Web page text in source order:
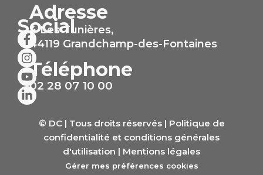
Social
Adresse
4 Les Tunières,
44119 Grandchamp-des-Fontaines
Téléphone
02 28 07 10 00
© DC | Tous droits réservés | Politique de
confidentialité et conditions générales
d'utilisation | Mentions légales
Gérer mes préférences cookies